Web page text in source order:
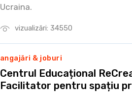
vizualizări: 34550
Ucraina.
angajări & joburi
Centrul Educațional
Facilitator pentru spațiu